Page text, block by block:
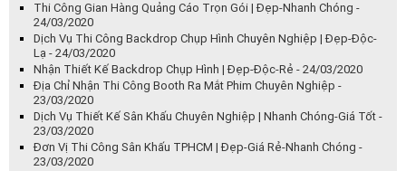
Thi Công Gian Hàng Quảng Cáo Trọn Gói | Đẹp-Nhanh Chóng -
24/03/2020
Dịch Vụ Thi Công Backdrop Chụp Hình Chuyên Nghiệp | Đẹp-Độc-
Lạ - 24/03/2020
Nhận Thiết Kế Backdrop Chụp Hình | Đẹp-Độc-Rẻ - 24/03/2020
Địa Chỉ Nhận Thi Công Booth Ra Mắt Phim Chuyên Nghiệp -
23/03/2020
Dịch Vụ Thiết Kế Sân Khấu Chuyên Nghiệp | Nhanh Chóng-Giá Tốt -
23/03/2020
Đơn Vị Thi Công Sân Khấu TPHCM | Đẹp-Giá Rẻ-Nhanh Chóng -
23/03/2020